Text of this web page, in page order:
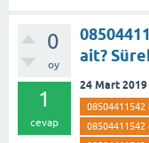
0
oy
1
cevap
ait?
24 Mart 2019